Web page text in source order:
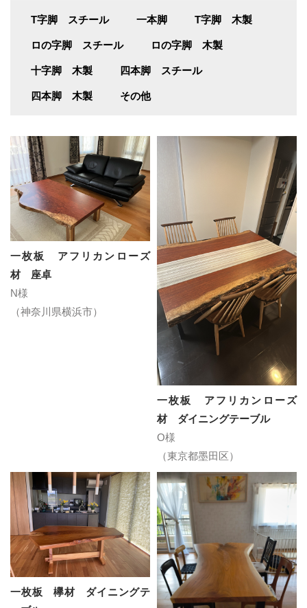
T字脚 スチール 一本脚 T字脚 木製
ロの字脚 スチール ロの字脚 木製
十字脚 木製 四本脚 スチール
四本脚 木製 その他
一枚板 アフリカンローズ
材 座卓
N様
（神奈川県横浜市）
一枚板 アフリカンローズ
材 ダイニングテーブル
O様
（東京都墨田区）
一枚板 欅材 ダイニングテ